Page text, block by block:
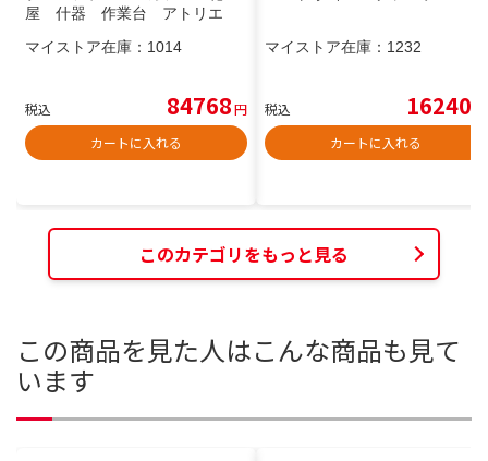
屋 什器 作業台 アトリエ
マイストア在庫： 1014
税込 84768円
カートに入れる
マイストア在庫： 1232
税込 16240
カートに入れる
このカテゴリをもっと見る
この商品を見た人はこんな商品も見て
います